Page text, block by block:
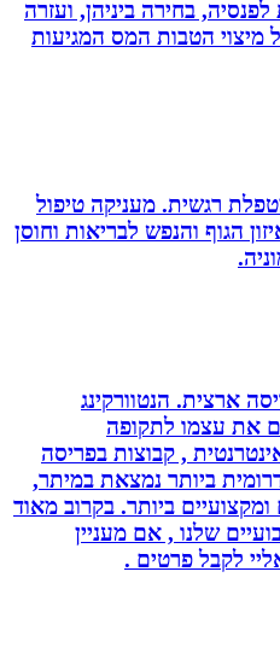
בחירה ביניהן, ועזרה
הטבות המס המגיעות
רגשית. מעניקה טיפול
והנפש לבריאות וחוסן
הנטוורקינג
עצמו לתקופה
, קבוצות בפריסה
ביותר נמצאת במיתר,
ביותר. בקרוב מאוד
שלנו , אם מעניין
פרטים .